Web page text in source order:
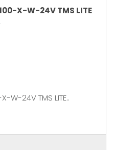
X-W-24V TMS LITE
W-24V TMS LITE..